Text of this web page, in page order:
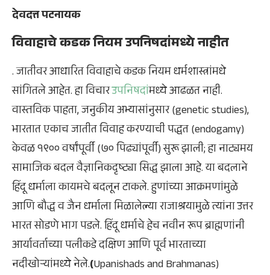
देवदत्त पटनायक
विवाहाचे कडक नियम उपनिषदांमध्ये नाहीत
. जातीवर आधारित विवाहाचे कडक नियम धर्मशास्त्रांमधे
सांगितले आहेत. हा विचारउपनिषदांमध्ये आढळत नाही.
वास्तविक पाहता, जनुकीय अभ्यासांनुसार (genetic studies),
भारतात एकाच जातीत विवाह करण्याची पद्धत (endogamy)
केवळ १९०० वर्षांपूर्वी (७० पिढ्यांपूर्वी) सुरू झाली; हा नाट्यमय
सामाजिक बदल वैज्ञानिकदृष्ट्या सिद्ध झाला आहे. या बदलाने
हिंदू धर्माला कायमचे बदलून टाकले. हुणांच्या आक्रमणांमुळे
आणि बौद्ध व जैन धर्माला मिळालेल्या राजाश्रयामुळे त्यांना उत्तर
भारत सोडणे भाग पडले. हिंदू धर्माचे हेच नवीन रूप ब्राह्मणांनी
आर्यावर्ताच्या पलीकडे दक्षिण आणि पूर्व भारताच्या
नदीखोऱ्यांमध्ये नेले.(Upanishads and Brahmanas)